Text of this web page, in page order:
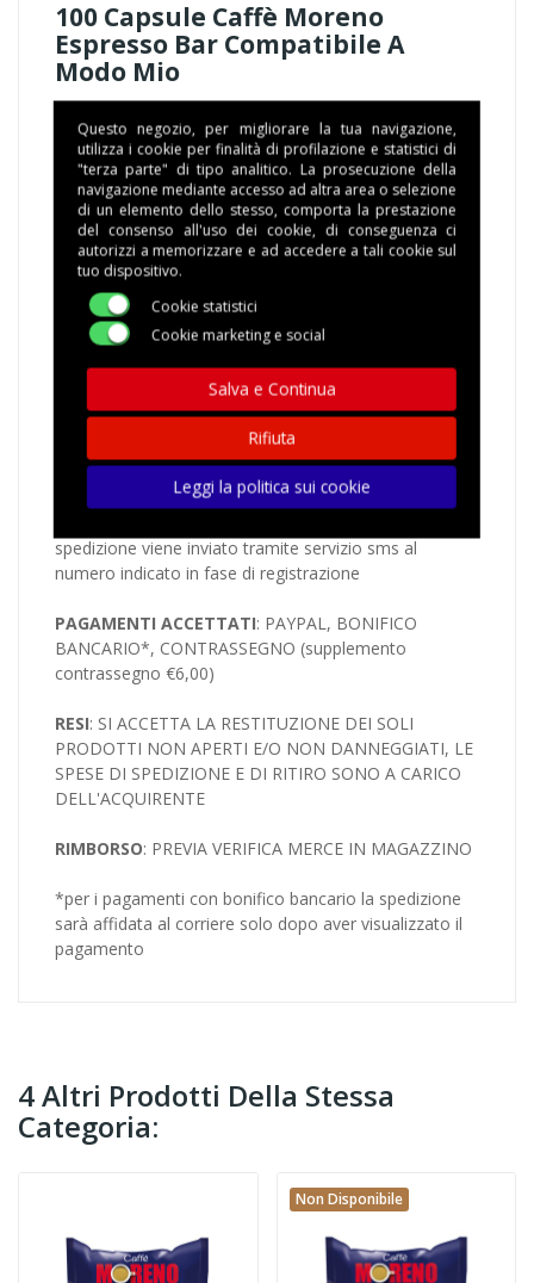
100 Capsule Caffè Moreno
Espresso Bar Compatibile A
Modo Mio
COMPATIBILITA':MACCHINE CON SISTEMA A Modo
Mio
MISCELA: Miscela di caffè dal gusto forte corposo e
dal gusto netto perfetto per una carica di energia.
CONFEZIONE: 1 SCATOLA CONTENENTE 100
CAPSULE CONFEZIONATE SINGOLARMENTE IN
ATMOSFERA PROTETTA
TEMPI DI IMBALLAGGIO : 1 GIORNO LAVORATIVO,
GLI ORDINI CONFERMATI DOPO LE ORE 13.00
SARANNO ELABORATI IL GIORNO LAVORATIVO
SUCCESSIVO
spedizione viene inviato tramite servizio sms al
numero indicato in fase di registrazione
PAGAMENTI ACCETTATI: PAYPAL, BONIFICO
BANCARIO*, CONTRASSEGNO (supplemento
contrassegno €6,00)
RESI: SI ACCETTA LA RESTITUZIONE DEI SOLI
PRODOTTI NON APERTI E/O NON DANNEGGIATI, LE
SPESE DI SPEDIZIONE E DI RITIRO SONO A CARICO
DELL'ACQUIRENTE
RIMBORSO: PREVIA VERIFICA MERCE IN MAGAZZINO
*per i pagamenti con bonifico bancario la spedizione
sarà affidata al corriere solo dopo aver visualizzato il
pagamento
4 Altri Prodotti Della Stessa
Categoria:
Non Disponibile
Questo negozio, per migliorare la tua navigazione,
utilizza i cookie per finalità di profilazione e statistici di
"terza parte" di tipo analitico. La prosecuzione della
navigazione mediante accesso ad altra area o selezione
di un elemento dello stesso, comporta la prestazione
del consenso all'uso dei cookie, di conseguenza ci
autorizzi a memorizzare e ad accedere a tali cookie sul
tuo dispositivo.
Cookie statistici
Cookie marketing e social
Salva e Continua
Rifiuta
Leggi la politica sui cookie